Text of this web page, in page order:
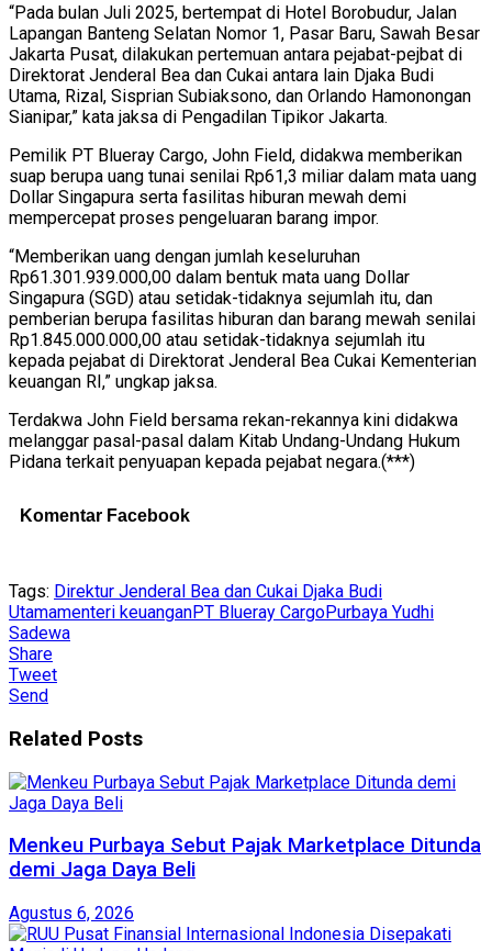
“Pada bulan Juli 2025, bertempat di Hotel Borobudur, Jalan
Lapangan Banteng Selatan Nomor 1, Pasar Baru, Sawah Besar
Jakarta Pusat, dilakukan pertemuan antara pejabat-pejbat di
Direktorat Jenderal Bea dan Cukai antara lain Djaka Budi
Utama, Rizal, Sisprian Subiaksono, dan Orlando Hamonongan
Sianipar,” kata jaksa di Pengadilan Tipikor Jakarta.
Pemilik PT Blueray Cargo, John Field, didakwa memberikan
suap berupa uang tunai senilai Rp61,3 miliar dalam mata uang
Dollar Singapura serta fasilitas hiburan mewah demi
mempercepat proses pengeluaran barang impor.
“Memberikan uang dengan jumlah keseluruhan
Rp61.301.939.000,00 dalam bentuk mata uang Dollar
Singapura (SGD) atau setidak-tidaknya sejumlah itu, dan
pemberian berupa fasilitas hiburan dan barang mewah senilai
Rp1.845.000.000,00 atau setidak-tidaknya sejumlah itu
kepada pejabat di Direktorat Jenderal Bea Cukai Kementerian
keuangan RI,” ungkap jaksa.
Terdakwa John Field bersama rekan-rekannya kini didakwa
melanggar pasal-pasal dalam Kitab Undang-Undang Hukum
Pidana terkait penyuapan kepada pejabat negara.(***)
Komentar Facebook
Tags: Direktur Jenderal Bea dan Cukai Djaka Budi
Utamamenteri keuanganPT Blueray CargoPurbaya Yudhi
Sadewa
Share
Tweet
Send
Related Posts
Menkeu Purbaya Sebut Pajak Marketplace Ditunda
demi Jaga Daya Beli
Agustus 6, 2026